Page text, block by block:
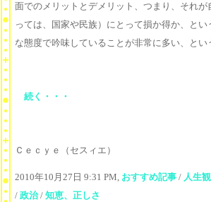
面でのメリットとデメリット、つまり、それが
っては、国家や民族）にとって損か得か、とい
な態度で吟味していることが非常に多い、とい
続く・・・
Ｃｅｃｙｅ（セスィエ）
2010年10月27日 9:31 PM, おすすめ記事 / 人生
/ 政治/ 知恵、正しさ